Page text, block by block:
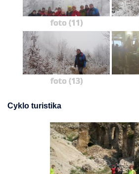
foto (11)
foto (13)
Cyklo turistika